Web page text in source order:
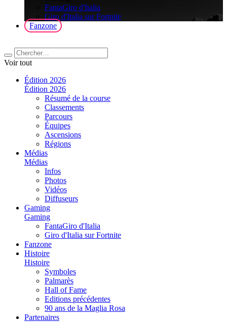
FantaGiro d'Italia
Giro d'Italia sur Fortnite
Fanzone
Voir tout
Édition 2026
Édition 2026
Résumé de la course
Classements
Parcours
Équipes
Ascensions
Régions
Médias
Médias
Infos
Photos
Vidéos
Diffuseurs
Gaming
Gaming
FantaGiro d'Italia
Giro d'Italia sur Fortnite
Fanzone
Histoire
Histoire
Symboles
Palmarès
Hall of Fame
Editions précédentes
90 ans de la Maglia Rosa
Partenaires